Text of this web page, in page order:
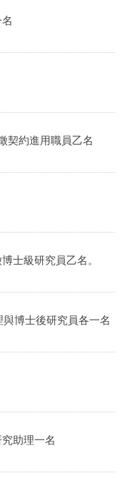
契約進用職員乙名
士級研究員乙名。
博士後研究員各一名
助理一名